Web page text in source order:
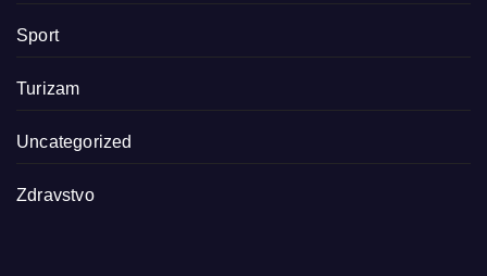
Sport
Turizam
Uncategorized
Zdravstvo